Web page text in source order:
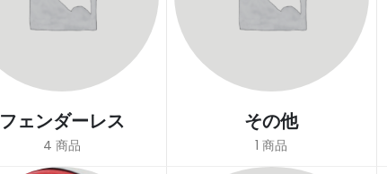
フェンダーレス
4 商品
その他
1 商品